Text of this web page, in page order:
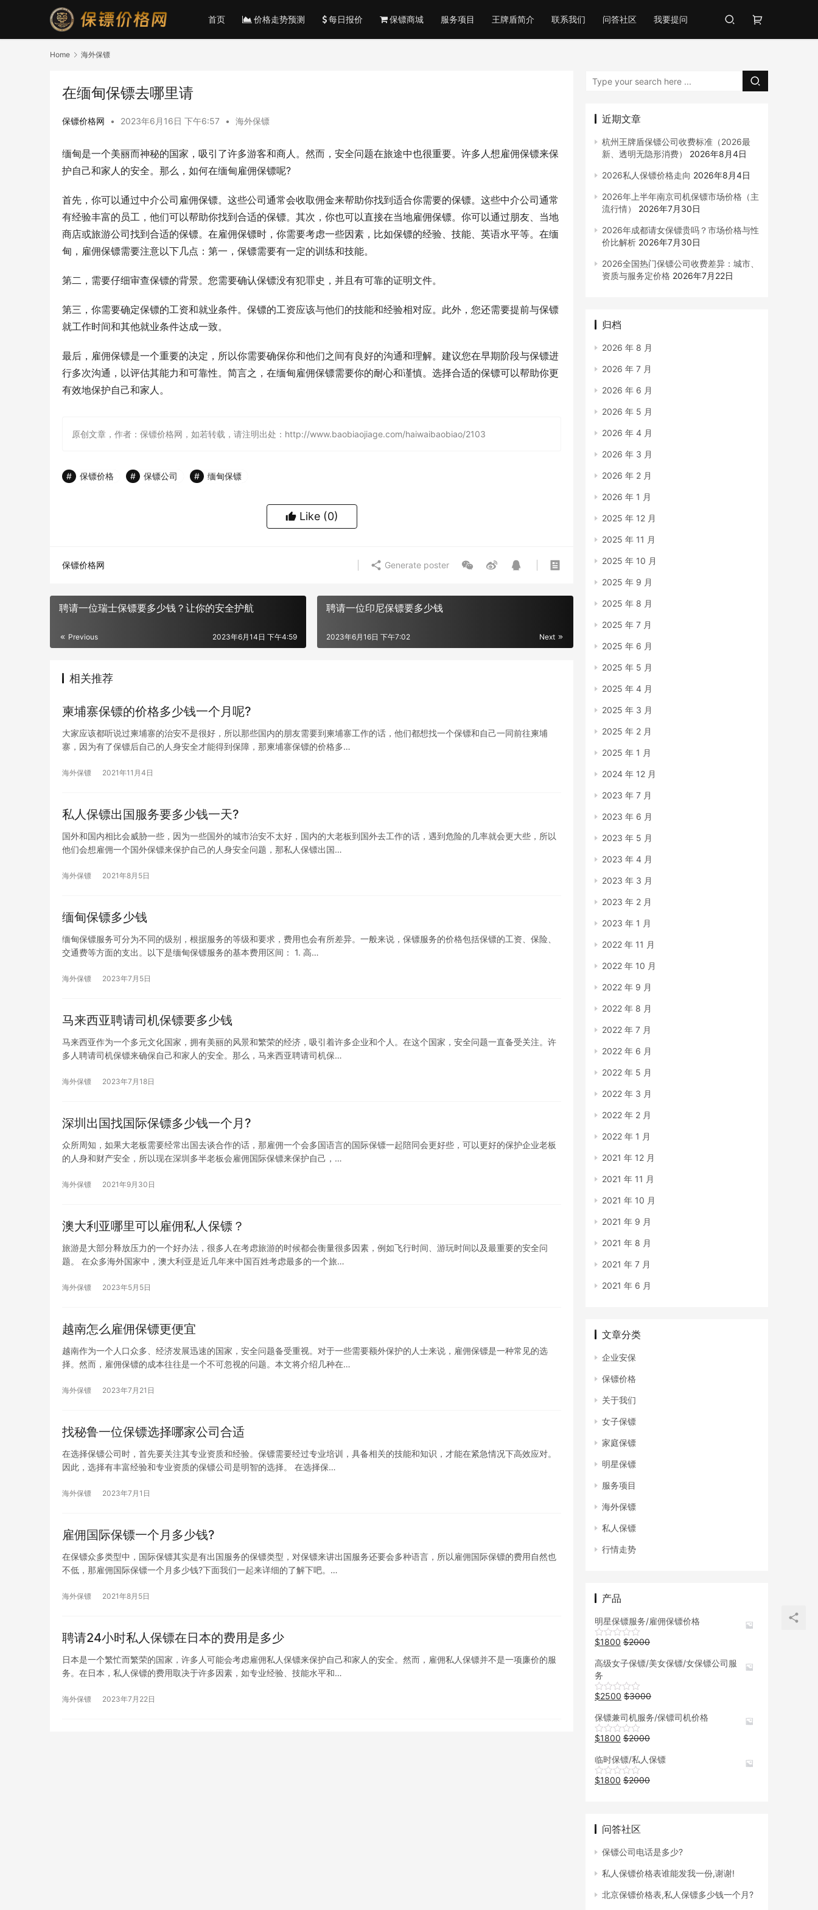
首页 价格走势预测 每日报价 保镖商城 服务项目 王牌盾简介 联系我们 问答社区 我要提问
Home 海外保镖
在缅甸保镖去哪里请
保镖价格网 • 2023年6月16日 下午6:57 • 海外保镖
缅甸是一个美丽而神秘的国家，吸引了许多游客和商人。然而，安全问题在旅途中也很重要。许多人想雇佣保镖来保
护自己和家人的安全。那么，如何在缅甸雇佣保镖呢?
首先，你可以通过中介公司雇佣保镖。这些公司通常会收取佣金来帮助你找到适合你需要的保镖。这些中介公司通常
有经验丰富的员工，他们可以帮助你找到合适的保镖。其次，你也可以直接在当地雇佣保镖。你可以通过朋友、当地
商店或旅游公司找到合适的保镖。在雇佣保镖时，你需要考虑一些因素，比如保镖的经验、技能、英语水平等。在缅
甸，雇佣保镖需要注意以下几点：第一，保镖需要有一定的训练和技能。
第二，需要仔细审查保镖的背景。您需要确认保镖没有犯罪史，并且有可靠的证明文件。
第三，你需要确定保镖的工资和就业条件。保镖的工资应该与他们的技能和经验相对应。此外，您还需要提前与保镖
就工作时间和其他就业条件达成一致。
最后，雇佣保镖是一个重要的决定，所以你需要确保你和他们之间有良好的沟通和理解。建议您在早期阶段与保镖进
行多次沟通，以评估其能力和可靠性。简言之，在缅甸雇佣保镖需要你的耐心和谨慎。选择合适的保镖可以帮助你更
有效地保护自己和家人。
原创文章，作者：保镖价格网，如若转载，请注明出处：http://www.baobiaojiage.com/haiwaibaobiao/2103
保镖价格 保镖公司 缅甸保镖
Like (0)
保镖价格网 Generate poster
聘请一位瑞士保镖要多少钱？让你的安全护航
Previous 2023年6月14日 下午4:59
聘请一位印尼保镖要多少钱
Next
2023年6月16日 下午7:02
相关推荐
柬埔寨保镖的价格多少钱一个月呢?
大家应该都听说过柬埔寨的治安不是很好，所以那些国内的朋友需要到柬埔寨工作的话，他们都想找一个保镖和自己一同前往柬埔
寨，因为有了保镖后自己的人身安全才能得到保障，那柬埔寨保镖的价格多…
海外保镖 2021年11月4日
私人保镖出国服务要多少钱一天?
国外和国内相比会威胁一些，因为一些国外的城市治安不太好，国内的大老板到国外去工作的话，遇到危险的几率就会更大些，所以
他们会想雇佣一个国外保镖来保护自己的人身安全问题，那私人保镖出国…
海外保镖 2021年8月5日
缅甸保镖多少钱
缅甸保镖服务可分为不同的级别，根据服务的等级和要求，费用也会有所差异。一般来说，保镖服务的价格包括保镖的工资、保险、
交通费等方面的支出。以下是缅甸保镖服务的基本费用区间： 1. 高…
海外保镖 2023年7月5日
马来西亚聘请司机保镖要多少钱
马来西亚作为一个多元文化国家，拥有美丽的风景和繁荣的经济，吸引着许多企业和个人。在这个国家，安全问题一直备受关注。许
多人聘请司机保镖来确保自己和家人的安全。那么，马来西亚聘请司机保…
海外保镖 2023年7月18日
深圳出国找国际保镖多少钱一个月?
众所周知，如果大老板需要经常出国去谈合作的话，那雇佣一个会多国语言的国际保镖一起陪同会更好些，可以更好的保护企业老板
的人身和财产安全，所以现在深圳多半老板会雇佣国际保镖来保护自己，…
海外保镖 2021年9月30日
澳大利亚哪里可以雇佣私人保镖？
旅游是大部分释放压力的一个好办法，很多人在考虑旅游的时候都会衡量很多因素，例如飞行时间、游玩时间以及最重要的安全问
题。 在众多海外国家中，澳大利亚是近几年来中国百姓考虑最多的一个旅…
海外保镖 2023年5月5日
越南怎么雇佣保镖更便宜
越南作为一个人口众多、经济发展迅速的国家，安全问题备受重视。对于一些需要额外保护的人士来说，雇佣保镖是一种常见的选
择。然而，雇佣保镖的成本往往是一个不可忽视的问题。本文将介绍几种在…
海外保镖 2023年7月21日
找秘鲁一位保镖选择哪家公司合适
在选择保镖公司时，首先要关注其专业资质和经验。保镖需要经过专业培训，具备相关的技能和知识，才能在紧急情况下高效应对。
因此，选择有丰富经验和专业资质的保镖公司是明智的选择。 在选择保…
海外保镖 2023年7月1日
雇佣国际保镖一个月多少钱?
在保镖众多类型中，国际保镖其实是有出国服务的保镖类型，对保镖来讲出国服务还要会多种语言，所以雇佣国际保镖的费用自然也
不低，那雇佣国际保镖一个月多少钱?下面我们一起来详细的了解下吧。…
海外保镖 2021年8月5日
聘请24小时私人保镖在日本的费用是多少
日本是一个繁忙而繁荣的国家，许多人可能会考虑雇佣私人保镖来保护自己和家人的安全。然而，雇佣私人保镖并不是一项廉价的服
务。在日本，私人保镖的费用取决于许多因素，如专业经验、技能水平和…
海外保镖 2023年7月22日
近期文章
杭州王牌盾保镖公司收费标准（2026最
新、透明无隐形消费）
2026年8月4日
2026私人保镖价格走向 2026年8月4日
2026年上半年南京司机保镖市场价格（主
流行情）
2026年7月30日
2026年成都请女保镖贵吗？市场价格与性
价比解析 2026年7月30日
2026全国热门保镖公司收费差异：城市、
资质与服务定价格 2026年7月22日
归档
2026 年 8 月
2026 年 7 月
2026 年 6 月
2026 年 5 月
2026 年 4 月
2026 年 3 月
2026 年 2 月
2026 年 1 月
2025 年 12 月
2025 年 11 月
2025 年 10 月
2025 年 9 月
2025 年 8 月
2025 年 7 月
2025 年 6 月
2025 年 5 月
2025 年 4 月
2025 年 3 月
2025 年 2 月
2025 年 1 月
2024 年 12 月
2023 年 7 月
2023 年 6 月
2023 年 5 月
2023 年 4 月
2023 年 3 月
2023 年 2 月
2023 年 1 月
2022 年 11 月
2022 年 10 月
2022 年 9 月
2022 年 8 月
2022 年 7 月
2022 年 6 月
2022 年 5 月
2022 年 3 月
2022 年 2 月
2022 年 1 月
2021 年 12 月
2021 年 11 月
2021 年 10 月
2021 年 9 月
2021 年 8 月
2021 年 7 月
2021 年 6 月
文章分类
企业安保
保镖价格
关于我们
女子保镖
家庭保镖
明星保镖
服务项目
海外保镖
私人保镖
行情走势
产品
明星保镖服务/雇佣保镖价格
$1800 $2000
高级女子保镖/美女保镖/女保镖公司服
务
$2500 $3000
保镖兼司机服务/保镖司机价格
$1800 $2000
临时保镖/私人保镖
$1800 $2000
问答社区
保镖公司电话是多少?
私人保镖价格表谁能发我一份,谢谢!
北京保镖价格表,私人保镖多少钱一个月?